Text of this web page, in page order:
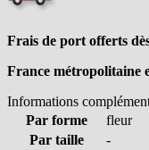
Frais de port offerts
France métropolitaine
Informations
Par forme
fleur
Par taille
-